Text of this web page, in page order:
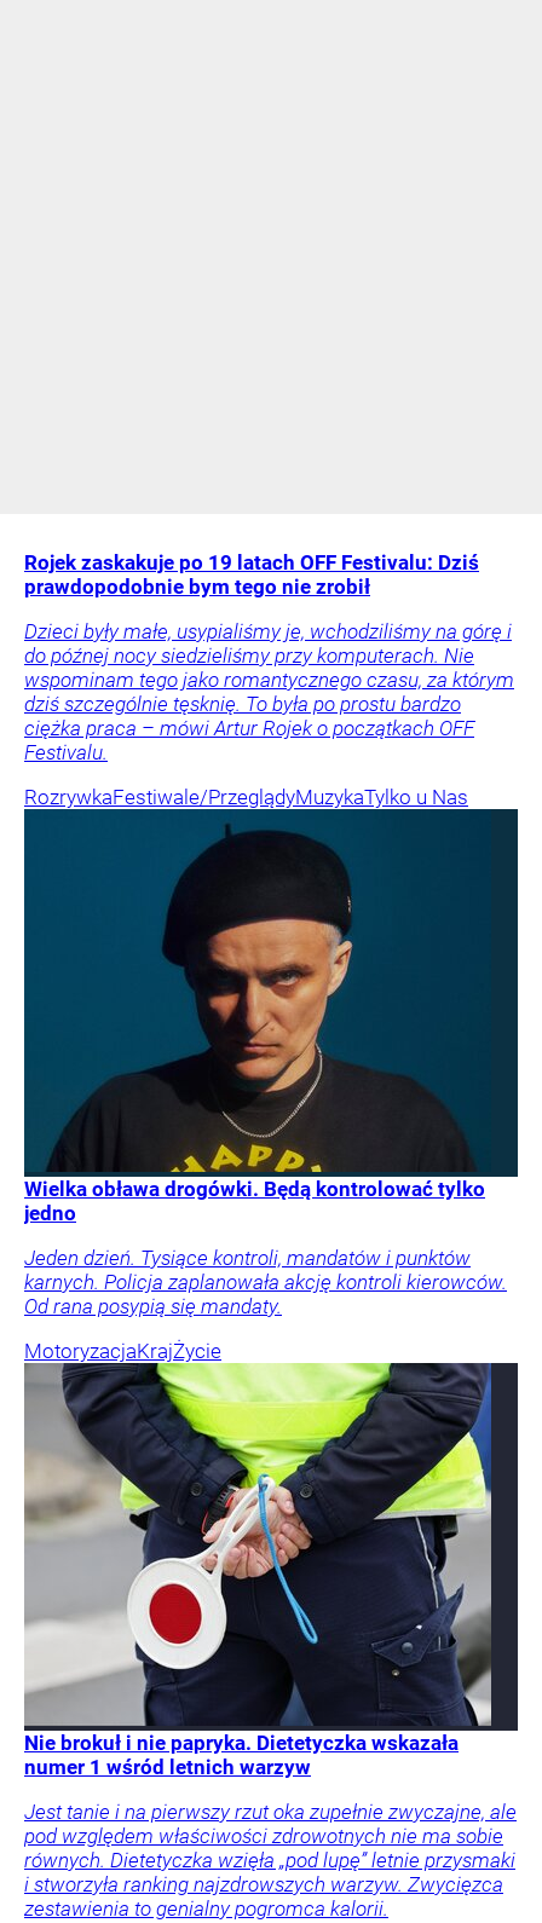
Rojek zaskakuje po 19 latach OFF Festivalu: Dziś
prawdopodobnie bym tego nie zrobił
Dzieci były małe, usypialiśmy je, wchodziliśmy na górę i
do późnej nocy siedzieliśmy przy komputerach. Nie
wspominam tego jako romantycznego czasu, za którym
dziś szczególnie tęsknię. To była po prostu bardzo
ciężka praca – mówi Artur Rojek o początkach OFF
Festivalu.
RozrywkaFestiwale/PrzeglądyMuzykaTylko u Nas
Wielka obława drogówki. Będą kontrolować tylko
jedno
Jeden dzień. Tysiące kontroli, mandatów i punktów
karnych. Policja zaplanowała akcję kontroli kierowców.
Od rana posypią się mandaty.
MotoryzacjaKrajŻycie
Nie brokuł i nie papryka. Dietetyczka wskazała
numer 1 wśród letnich warzyw
Jest tanie i na pierwszy rzut oka zupełnie zwyczajne, ale
pod względem właściwości zdrowotnych nie ma sobie
równych. Dietetyczka wzięła „pod lupę” letnie przysmaki
i stworzyła ranking najzdrowszych warzyw. Zwycięzca
zestawienia to genialny pogromca kalorii.